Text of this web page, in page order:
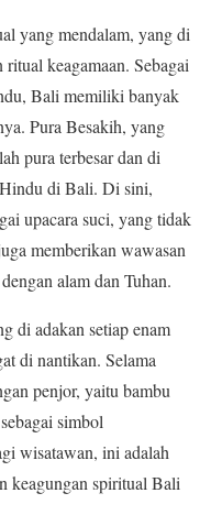
yang mendalam, yang di
keagamaan. Sebagai
Bali memiliki banyak
Pura Besakih, yang
pura terbesar dan di
Hindu di Bali. Di sini,
upacara suci, yang tidak
memberikan wawasan
alam dan Tuhan.
di adakan setiap enam
di nantikan. Selama
penjor, yaitu bambu
simbol
wisatawan, ini adalah
keagungan spiritual Bali